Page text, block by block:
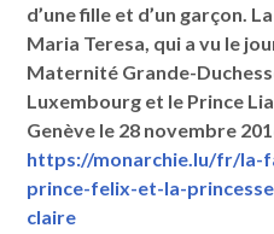
d’une fille et d’un garçon.
Maria Teresa, qui a vu le
Maternité Grande-
Luxembourg et le Prince
Genève le 28 novembre
https://monarchie.lu/fr/la-
prince-felix-et-la-
claire